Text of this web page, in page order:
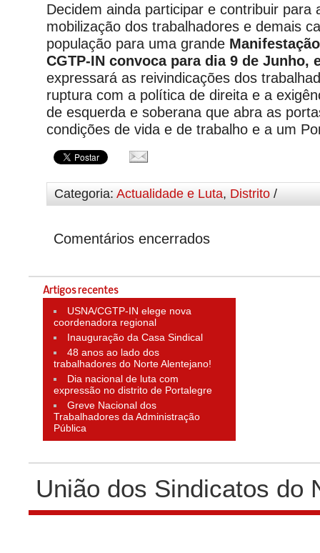
Decidem ainda participar e contribuir para
mobilização dos trabalhadores e demais
população para uma grande
CGTP-IN convoca para dia 9 de Junho,
expressará as reivindicações dos
ruptura com a política de direita e a
de esquerda e soberana que abra as
condições de vida e de trabalho e a um
Categoria: Actualidade e Luta, Distrito /
Comentários encerrados
Artigos recentes
USNA/CGTP-IN elege nova
coordenadora regional
Inauguração da Casa Sindical
48 anos ao lado dos
trabalhadores do Norte Alentejano!
Dia nacional de luta com
expressão no distrito de Portalegre
Greve Nacional dos
Trabalhadores da Administração
Pública
União dos Sindicatos do